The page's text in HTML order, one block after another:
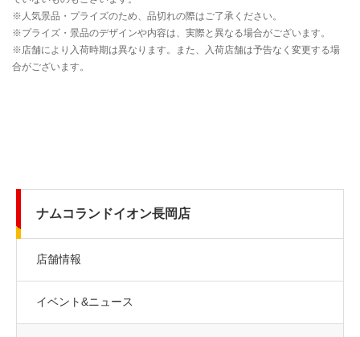
ナムコランドイオン長岡店
店舗情報
イベント&ニュース